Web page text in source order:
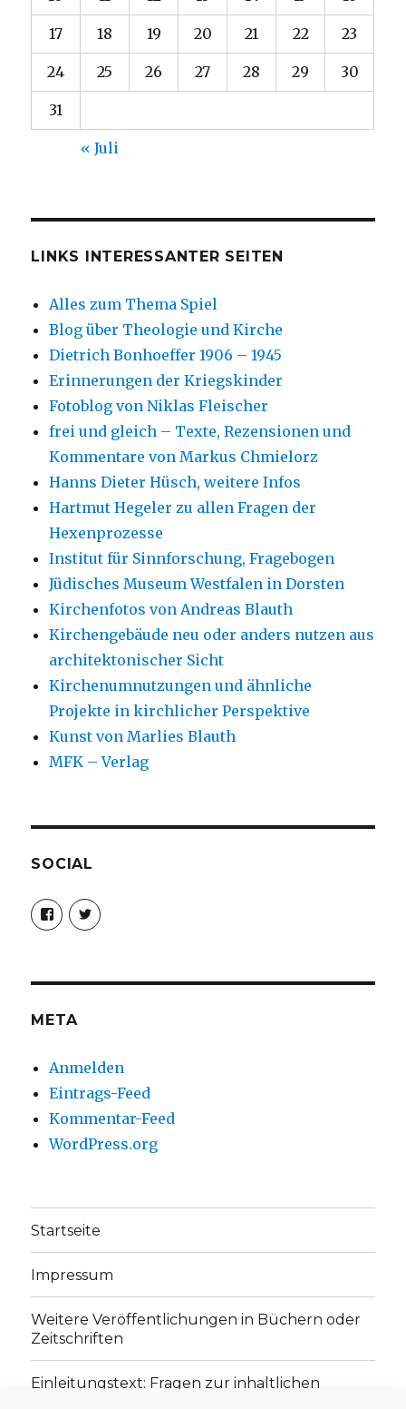
17 18 19 20 21 22 23
24 25 26 27 28 29 30
31
« Juli
LINKS INTERESSANTER SEITEN
Alles zum Thema Spiel
Blog über Theologie und Kirche
Dietrich Bonhoeffer 1906 – 1945
Erinnerungen der Kriegskinder
Fotoblog von Niklas Fleischer
frei und gleich – Texte, Rezensionen und
Kommentare von Markus Chmielorz
Hanns Dieter Hüsch, weitere Infos
Hartmut Hegeler zu allen Fragen der
Hexenprozesse
Institut für Sinnforschung, Fragebogen
Jüdisches Museum Westfalen in Dorsten
Kirchenfotos von Andreas Blauth
Kirchengebäude neu oder anders nutzen aus
architektonischer Sicht
Kirchenumnutzungen und ähnliche
Projekte in kirchlicher Perspektive
Kunst von Marlies Blauth
MFK – Verlag
SOCIAL
Profil
von
christoph.fleischer1
anzeigen
Profil
von
anzeigen
META
Anmelden
Eintrags-Feed
Kommentar-Feed
WordPress.org
Startseite
Impressum
Weitere Veröffentlichungen in Büchern oder
Zeitschriften
Einleitungstext: Fragen zur inhaltlichen